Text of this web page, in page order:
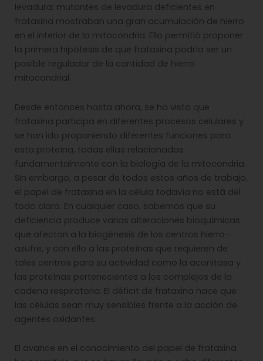
levadura: mutantes de levadura deficientes en
frataxina mostraban una gran acumulación de hierro
en el interior de la mitocondria. Ello permitió proponer
la primera hipótesis de que frataxina podría ser un
posible regulador de la cantidad de hierro
mitocondrial.
Desde entonces hasta ahora, se ha visto que
frataxina participa en diferentes procesos celulares y
se han ido proponiendo diferentes funciones para
esta proteína, todas ellas relacionadas
fundamentalmente con la biología de la mitocondria.
Sin embargo, a pesar de todos estos años de trabajo,
el papel de frataxina en la célula todavía no está del
todo claro. En cualquier caso, sabemos que su
deficiencia produce varias alteraciones bioquímicas
que afectan a la biogénesis de los centros hierro-
azufre, y con ello a las proteínas que requieren de
tales centros para su actividad como la aconitasa y
las proteínas pertenecientes a los complejos de la
cadena respiratoria. El déficit de frataxina hace que
las células sean muy sensibles frente a la acción de
agentes oxidantes.
El avance en el conocimiento del papel de frataxina